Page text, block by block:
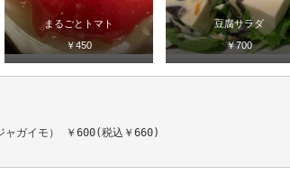
まるごとトマト
￥450
豆腐サラダ
￥700
ャガイモ） ￥600(税込￥660)